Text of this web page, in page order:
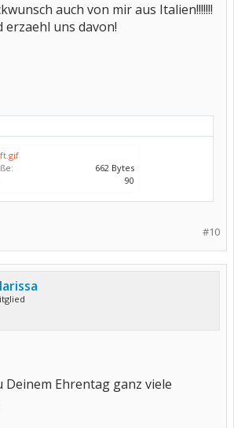
auch von mir aus Italien!!!!!!!
erzaehl uns davon!
662 Bytes
90
#10
Deinem Ehrentag ganz viele